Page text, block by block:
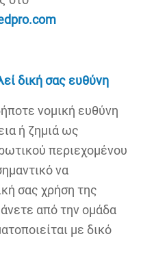
com
δική σας ευθύνη
νομική ευθύνη
ή ζημιά ως
περιεχομένου
να
σας χρήση της
από την ομάδα
με δικό